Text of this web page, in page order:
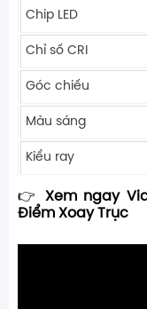
Chip LED
Chỉ số CRI
Góc chiếu
Màu sáng
Kiểu ray
👉 Xem ngay
Điểm Xoay Trục